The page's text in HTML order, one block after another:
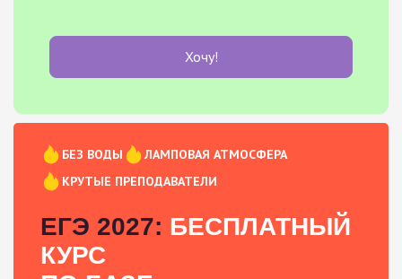
Хочу!
БЕЗ ВОДЫ
ЛАМПОВАЯ АТМОСФЕРА
КРУТЫЕ ПРЕПОДАВАТЕЛИ
ЕГЭ 2027: БЕСПЛАТНЫЙ
КУРС